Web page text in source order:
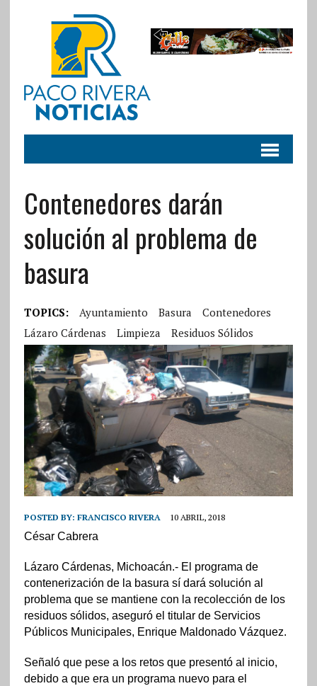
Contenedores darán
solución al problema de
basura
TOPICS: Ayuntamiento Basura
Contenedores
Lázaro Cárdenas
Limpieza Residuos Sólidos
POSTED BY: FRANCISCO RIVERA 10 ABRIL, 2018
César Cabrera
Lázaro Cárdenas, Michoacán.- El programa de
contenerización de la basura sí dará solución al
problema que se mantiene con la recolección de los
residuos sólidos, aseguró el titular de Servicios
Públicos Municipales, Enrique Maldonado Vázquez.
Señaló que pese a los retos que presentó al inicio,
debido a que era un programa nuevo para el